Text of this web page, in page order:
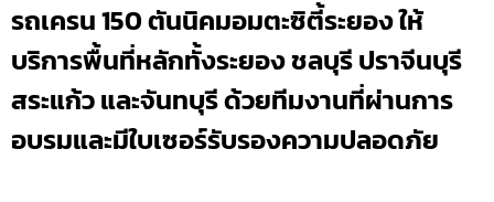
รถเครน 150 ตันนิคมอมตะซิตี้ระยอง ให้
บริการพื้นที่หลักทั้งระยอง ชลบุรี ปราจีนบุรี
สระแก้ว และจันทบุรี ด้วยทีมงานที่ผ่านการ
อบรมและมีใบเซอร์รับรองความปลอดภัย